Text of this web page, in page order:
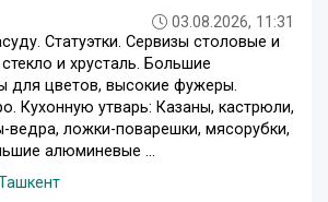
03.08.2026, 11:31
Статуэтки. Сервизы столовые и
и хрусталь. Большие
для цветов, высокие фужеры.
Кухонную утварь: Казаны, кастрюли,
ведра, ложки-поварешки, мясорубки,
алюминевые ...